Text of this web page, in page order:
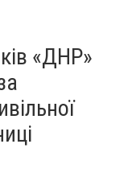
«ДНР»